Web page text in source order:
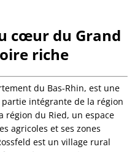
cœur du Grand
riche
du Bas-Rhin, est une
intégrante de la région
région du Ried, un espace
agricoles et ses zones
est un village rural